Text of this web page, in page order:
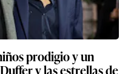
prodigio y un
y las estrellas de